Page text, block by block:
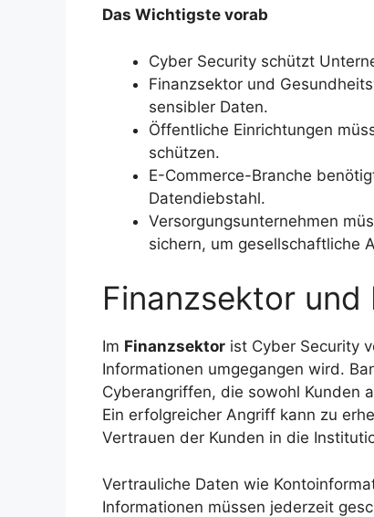
Das Wichtigste vorab
Cyber Security schützt
Finanzsektor und
sensibler Daten.
Öffentliche Einrichtungen
schützen.
E-Commerce-Branche
Datendiebstahl.
Versorgungsunternehmen
sichern, um gesellschaftliche
Finanzsektor und
Im Finanzsektor ist Cyber Security
Informationen umgegangen wird.
Cyberangriffen, die sowohl Kunden
Ein erfolgreicher Angriff kann zu
Vertrauen der Kunden in die
Vertrauliche Daten wie
Informationen müssen jederzeit